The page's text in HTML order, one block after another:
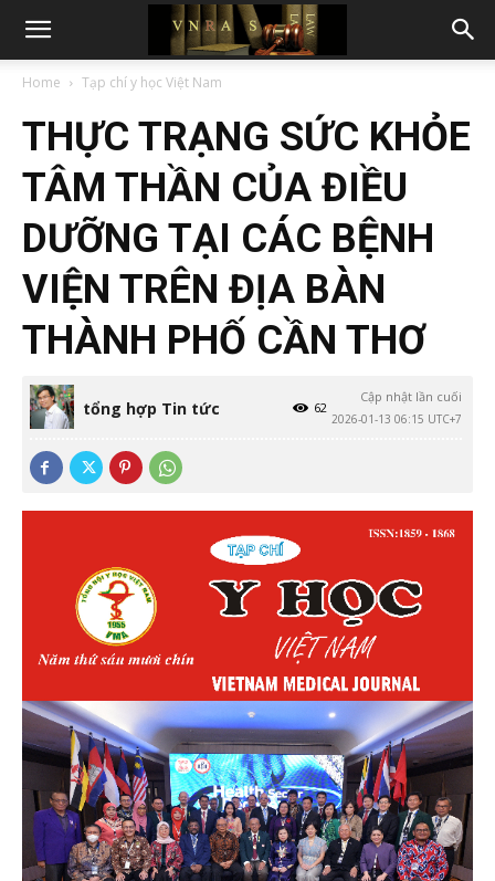
Home Tạp chí y học Việt Nam
THỰC TRẠNG SỨC KHỎE
TÂM THẦN CỦA ĐIỀU
DƯỠNG TẠI CÁC BỆNH
VIỆN TRÊN ĐỊA BÀN
THÀNH PHỐ CẦN THƠ
tổng hợp Tin tức
Cập nhật lần cuối
2026-01-13 06:15 UTC+7
62